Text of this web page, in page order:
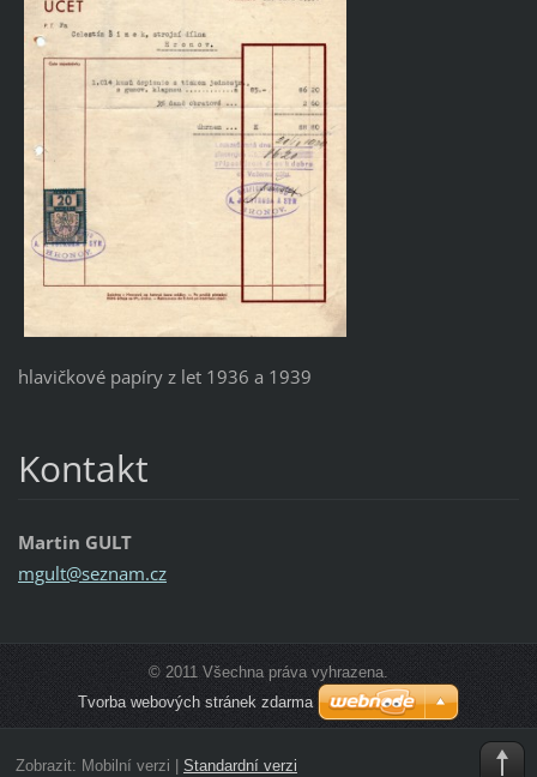
hlavičkové papíry z let 1936 a 1939
Kontakt
Martin GULT
mgult@seznam.cz
© 2011 Všechna práva vyhrazena.
Tvorba webových stránek zdarma
Zobrazit: Mobilní verzi | Standardní verzi